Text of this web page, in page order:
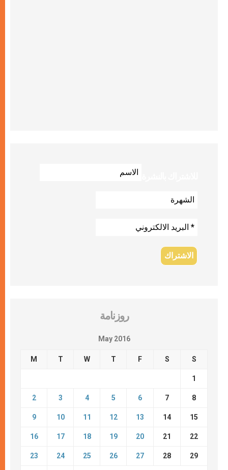
روزنامة
May 2016
M T W T F S S
1
2 3 4 5 6 7 8
9 10 11 12 13 14 15
16 17 18 19 20 21 22
23 24 25 26 27 28 29